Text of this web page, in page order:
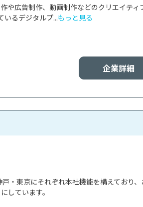
や広告制作、動画制作などのクリエイティ
いるデジタルプ...もっと見る
企業詳細
・東京にそれぞれ本社機能を構えており、
しています。